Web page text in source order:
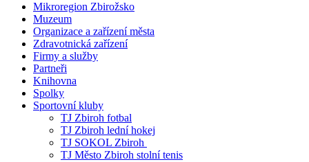
Mikroregion Zbirožsko
Muzeum
Organizace a zařízení města
Zdravotnická zařízení
Firmy a služby
Partneři
Knihovna
Spolky
Sportovní kluby
TJ Zbiroh fotbal
TJ Zbiroh lední hokej
TJ SOKOL Zbiroh
TJ Město Zbiroh stolní tenis